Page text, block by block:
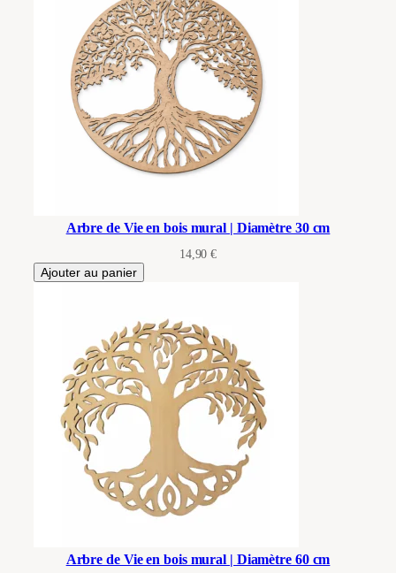
Arbre de Vie en bois mural | Diamètre 30 cm
14,90 €
Ajouter au panier
Arbre de Vie en bois mural | Diamètre 60 cm